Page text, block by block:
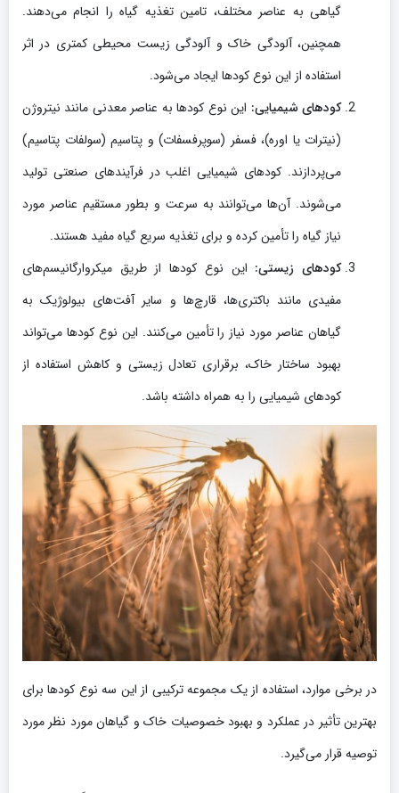
گیاهی به عناصر مختلف، تامین تغذیه گیاه را انجام می‌دهند.
همچنین، آلودگی خاک و آلودگی زیست محیطی کمتری در اثر
استفاده از این نوع کودها ایجاد می‌شود.
کودهای شیمیایی: این نوع کودها به عناصر معدنی مانند نیتروژن
(نیترات یا اوره)، فسفر (سوپرفسفات) و پتاسیم (سولفات پتاسیم)
می‌پردازند. کودهای شیمیایی اغلب در فرآیند‌های صنعتی تولید
می‌شوند. آن‌ها می‌توانند به سرعت و بطور مستقیم عناصر مورد
نیاز گیاه را تأمین کرده و برای تغذیه سریع گیاه مفید هستند.
کودهای زیستی: این نوع کودها از طریق میکروارگانیسم‌های
مفیدی مانند باکتری‌ها، قارچ‌ها و سایر آفت‌های بیولوژیک به
گیاهان عناصر مورد نیاز را تأمین می‌کنند. این نوع کودها می‌تواند
بهبود ساختار خاک، برقراری تعادل زیستی و کاهش استفاده از
کودهای شیمیایی را به همراه داشته باشد.
در برخی موارد، استفاده از یک مجموعه ترکیبی از این سه نوع کودها برای
بهترین تأثیر در عملکرد و بهبود خصوصیات خاک و گیاهان مورد نظر مورد
توصیه قرار می‌گیرد.